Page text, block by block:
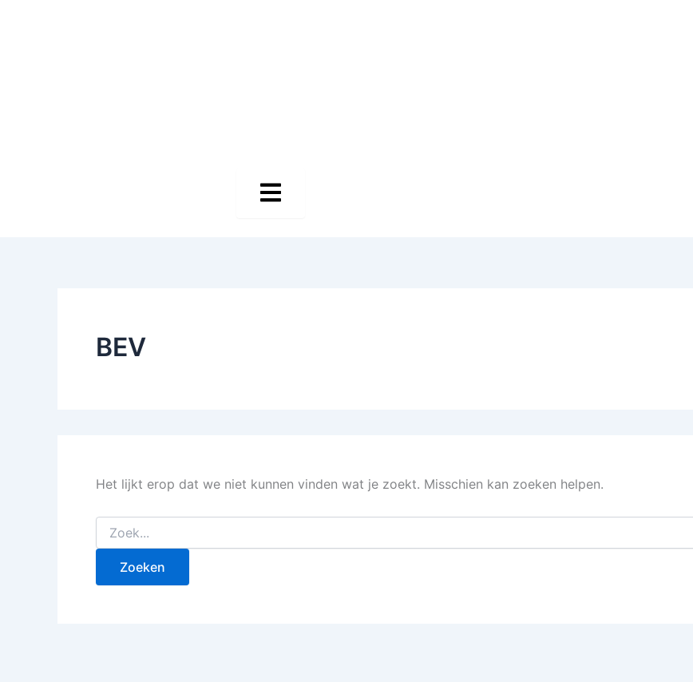
Hamburger toggle menu
BEV
Het lijkt erop dat we niet kunnen vinden wat je zoekt. Misschien kan zoeken helpen.